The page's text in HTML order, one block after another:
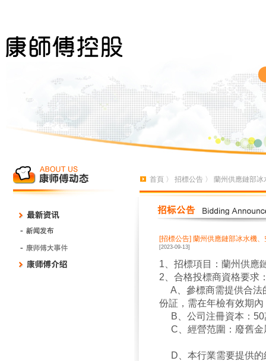
首頁 〉 招標公告 〉 蘭州供應鏈部
[招標公告] 蘭州供應鏈部冰水機
[2023-09-13]
1 、招標項目： 蘭州供應
2 、合格投標商資格要求
A、參標商需提供合法
份証，需在年檢有效期
B、公司注冊資本：50
C、經營范圍： 廢舊
D、本行業需要提供的